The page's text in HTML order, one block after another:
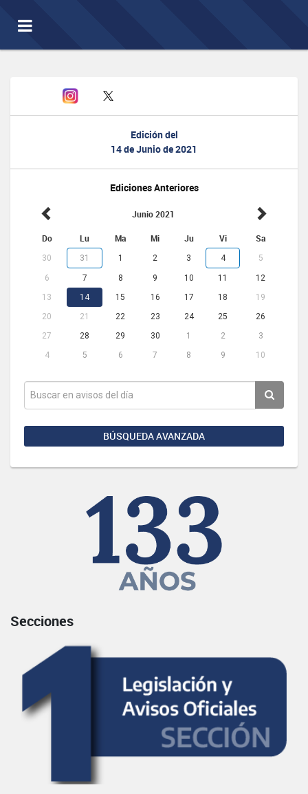
Toggle
navigation
Edición del
14 de Junio de 2021
Ediciones Anteriores
Junio 2021
Do Lu Ma Mi Ju Vi Sa
30 31 1 2 3 4 5
6 7 8 9 10 11
12
13
14 15 16 17 18
19
20
21 22 23 24 25
26
27
28 29 30 1 2
3
4
5 6 7 8 9 10
BÚSQUEDA AVANZADA
Secciones